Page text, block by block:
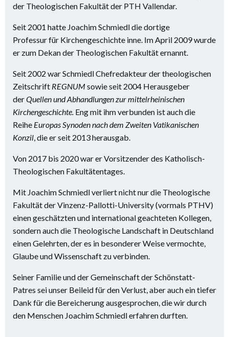
der Theologischen Fakultät der PTH Vallendar.
Seit 2001 hatte Joachim Schmiedl die dortige
Professur für Kirchengeschichte inne. Im April 2009 wurde
er zum Dekan der Theologischen Fakultät ernannt.
Seit 2002 war Schmiedl Chefredakteur der theologischen
Zeitschrift REGNUMsowie seit 2004 Herausgeber
derQuellen und Abhandlungen zur mittelrheinischen
Kirchengeschichte. Eng mit ihm verbunden ist auch die
Reihe Europas Synoden nach dem Zweiten Vatikanischen
Konzil, die er seit 2013 herausgab.
Von 2017 bis 2020 war er Vorsitzender des Katholisch-
Theologischen Fakultätentages.
Mit Joachim Schmiedl verliert nicht nur die Theologische
Fakultät der Vinzenz-Pallotti-University (vormals PTHV)
einen geschätzten und international geachteten Kollegen,
sondern auch die Theologische Landschaft in Deutschland
einen Gelehrten, der es in besonderer Weise vermochte,
Glaube und Wissenschaft zu verbinden.
Seiner Familie und der Gemeinschaft der Schönstatt-
Patres sei unser Beileid für den Verlust, aber auch ein tiefer
Dank für die Bereicherung ausgesprochen, die wir durch
den Menschen Joachim Schmiedl erfahren durften.